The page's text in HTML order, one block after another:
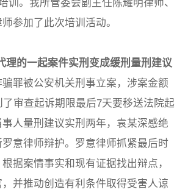
训。我所管委会副主任陈耀明律师、
参加了此次培训活动。
理的一起案件实刑变成缓刑量刑建议
被公安机关刑事立案，涉案金额
审查起诉期限最后7天要移送法院起
人量刑建议实刑两年，袁某深感绝
意律师辩护。罗意律师抓紧最后时
据案情事实和现有证据找出辩点，
并推动创造有利条件取得受害人谅